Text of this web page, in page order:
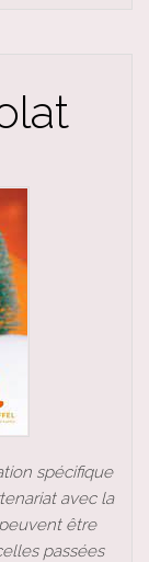
spécifique
avec la
être
passées